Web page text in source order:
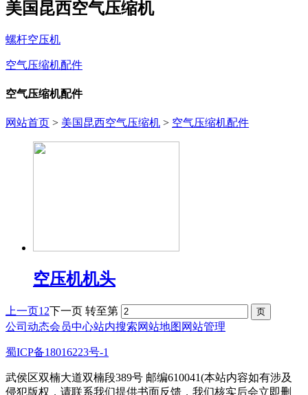
美国昆西空气压缩机
螺杆空压机
空气压缩机配件
空气压缩机配件
网站首页 > 美国昆西空气压缩机 > 空气压缩机配件
空压机机头
上一页1 2下一页 转至第
公司动态会员中心站内搜索网站地图 网站管理
蜀ICP备18016223号-1
武侯区双楠大道双楠段389号 邮编610041(本站内容如有涉及
侵犯版权，请联系我们提供书面反馈，我们核实后会立即删